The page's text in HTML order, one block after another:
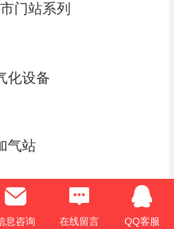
门站系列
化设备
气站
息咨询 在线留言 QQ客服